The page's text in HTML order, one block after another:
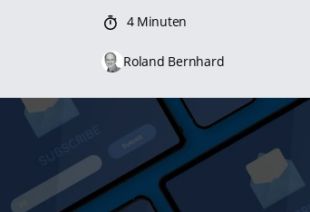
4 Minuten
Roland Bernhard